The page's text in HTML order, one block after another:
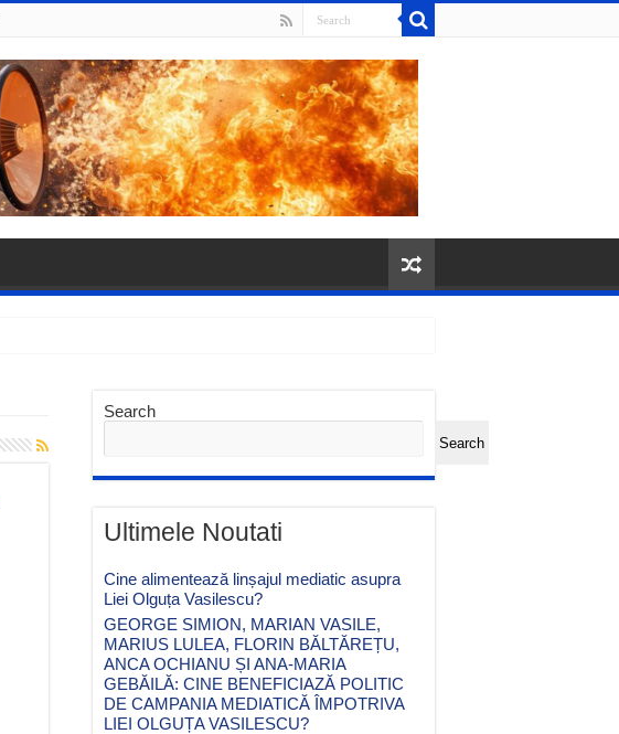
Search
Search
Ultimele Noutati
Cine alimentează linșajul mediatic asupra
Liei Olguța Vasilescu?
GEORGE SIMION, MARIAN VASILE,
MARIUS LULEA, FLORIN BĂLTĂREȚU,
ANCA OCHIANU ȘI ANA-MARIA
GEBĂILĂ: CINE BENEFICIAZĂ POLITIC
DE CAMPANIA MEDIATICĂ ÎMPOTRIVA
LIEI OLGUȚA VASILESCU?